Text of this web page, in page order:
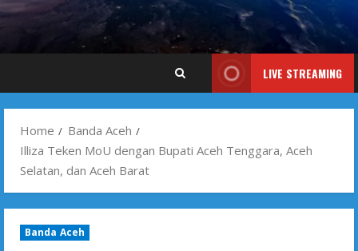
LIVE STREAMING
Home
Banda Aceh
Illiza Teken MoU dengan Bupati Aceh Tenggara, Aceh
Selatan, dan Aceh Barat
Banda Aceh